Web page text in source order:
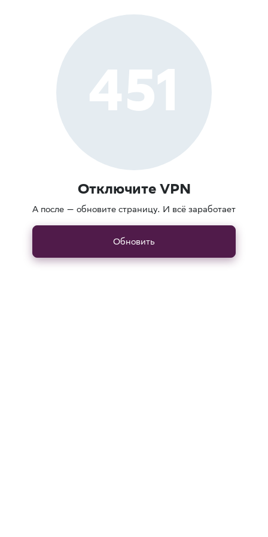
451
Отключите VPN
А после — обновите страницу. И всё заработает
Обновить